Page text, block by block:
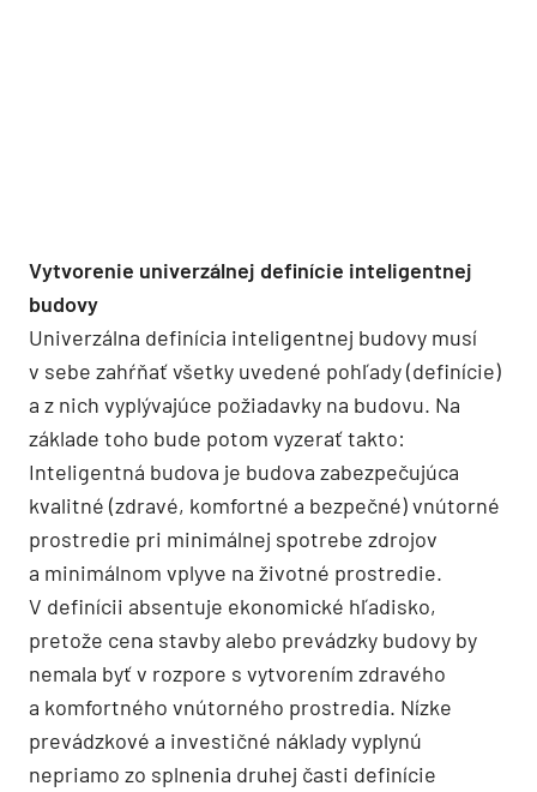
Vytvorenie univerzálnej definície inteligentnej
budovy
Univerzálna definícia inteligentnej budovy musí
v sebe zahŕňať všetky uvedené pohľady (definície)
a z nich vyplývajúce požiadavky na budovu. Na
základe toho bude potom vyzerať takto:
Inteligentná budova je budova zabezpečujúca
kvalitné (zdravé, komfortné a bezpečné) vnútorné
prostredie pri minimálnej spotrebe zdrojov
a minimálnom vplyve na životné prostredie.
V definícii absentuje ekonomické hľadisko,
pretože cena stavby alebo prevádzky budovy by
nemala byť v rozpore s vytvorením zdravého
a komfortného vnútorného prostredia. Nízke
prevádzkové a investičné náklady vyplynú
nepriamo zo splnenia druhej časti definície